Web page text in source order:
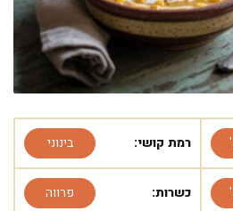
רמת קושי: בינוני
כשרות: פרווה